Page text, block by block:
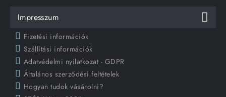
Impresszum
Fizetési információk
Szállítási információk
Adatvédelmi nyilatkozat - GDPR
Általános szerződési feltételek
Hogyan tudok vásárolni?